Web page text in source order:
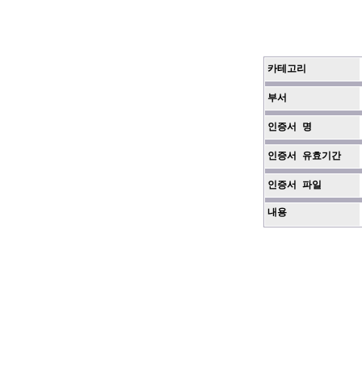
카테고리
부서
인증서 명
인증서 유효기간
인증서 파일
내용